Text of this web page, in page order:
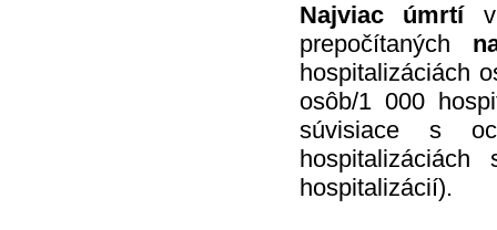
Najviac úmrtív
prepočítaných
hospitalizáciách
osôb/1 000
súvisiace s
hospitalizácií).